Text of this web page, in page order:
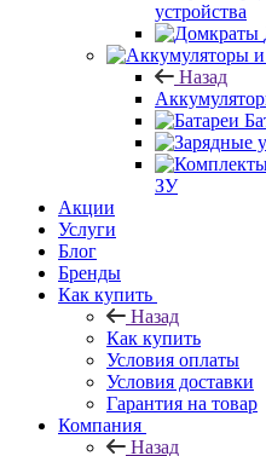
устройства
Назад
ЗУ
Акции
Услуги
Блог
Бренды
Как купить
Назад
Как купить
Условия оплаты
Условия доставки
Гарантия на товар
Компания
Назад